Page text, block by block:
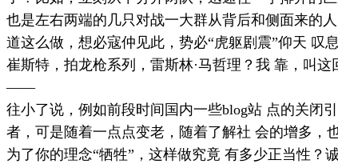
也是左右两端的几只对战一大群从背后和侧面来的
道这么做，想必寇仲见此，势必“虎躯剧震”仰天 叹
崔斯特，拍龙枪系列，雷斯林·马哲理？我 靠，叫
——
往小了说，例如前段时间国内一些blog站 点的关闭
者，可是随着一点点变老，随着了解社 会的增多，
为了你的理念“牺牲”，这样做究竟 有多少正当性